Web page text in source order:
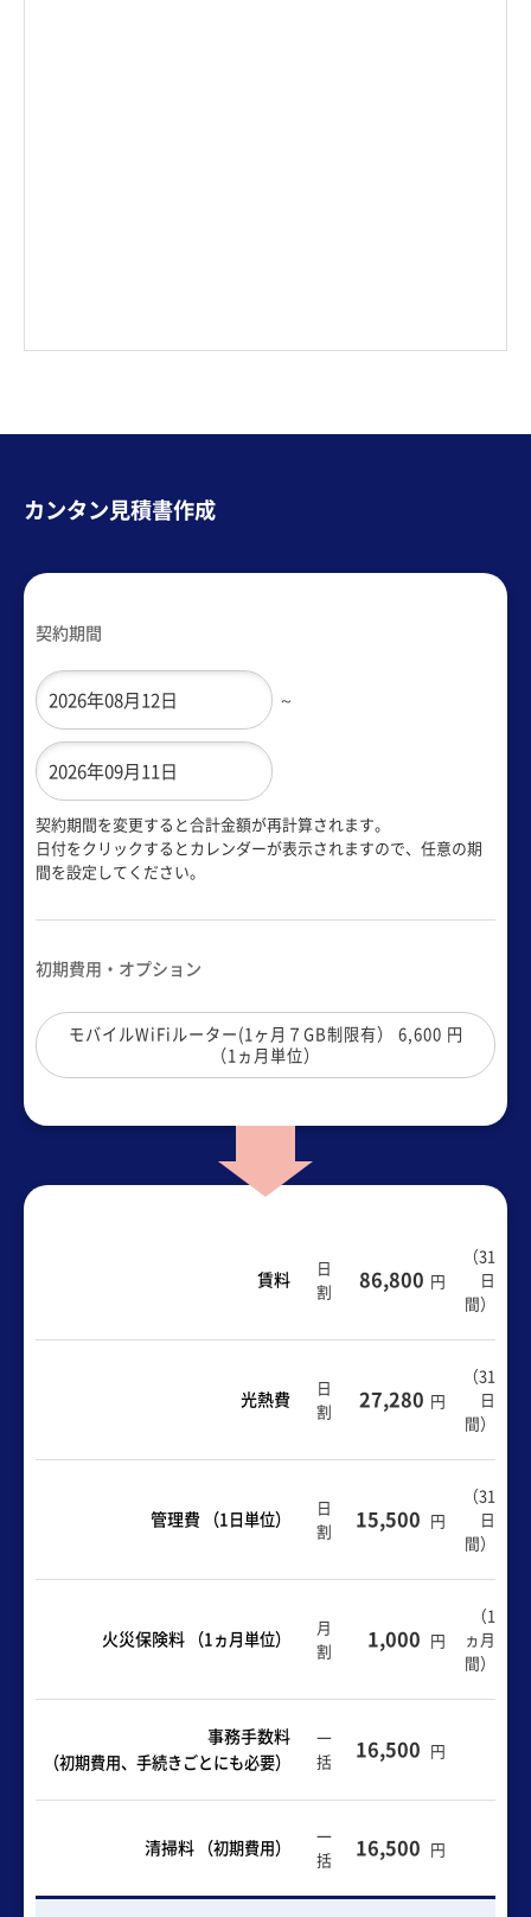
カンタン見積書作成
契約期間
～
契約期間を変更すると合計金額が再計算されます。
日付をクリックするとカレンダーが表示されますので、任意の期
間を設定してください。
初期費用・オプション
モバイルWiFiルーター(1ヶ月７GB制限有） 6,600 円
（1ヵ月単位）
賃料
日
割
86,800 円
（31
日
間）
光熱費
日
割
27,280 円
（31
日
間）
管理費 （1日単位）
日
割
15,500 円
（31
日
間）
火災保険料 （1ヵ月単位）
月
割
1,000 円
（1
ヵ月
間）
事務手数料
（初期費用、手続きごとにも必要）
一
括
16,500 円
清掃料 （初期費用）
一
括
16,500 円